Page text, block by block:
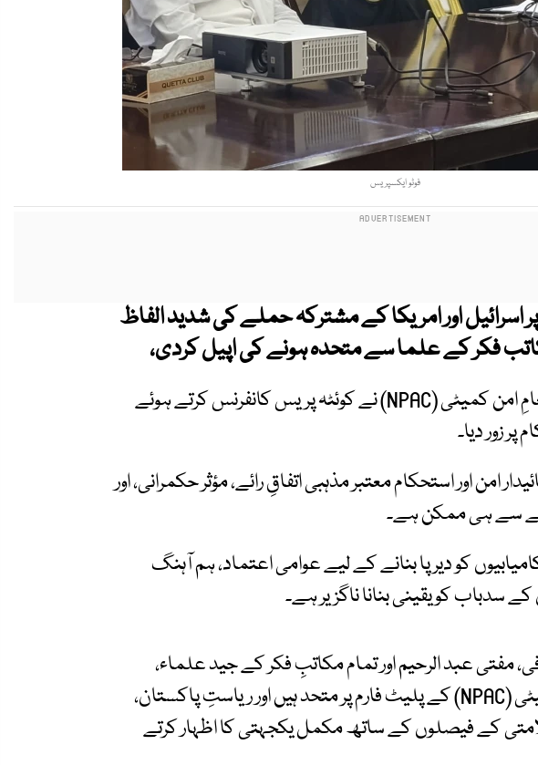
فوٹو ایکسپریس
اسرائیل اور امریکا کے مشترکہ حملے کی شدید الفاظ
فکر کے علما سے متحدہ ہونے کی اپیل کردی،
ایکسپریس نیوز کے مطابق قومی پیغامِ امن کمیٹی (NPAC) نے کوئٹہ پریس کانفرنس کرتے ہوئے
پر زور دیا۔
امن اور استحکام معتبر مذہبی اتفاقِ رائے، مؤثر حکمرانی، اور
سے ہی ممکن ہے۔
کو دیرپا بنانے کے لیے عوامی اعتماد، ہم آہنگ
کے سدباب کو یقینی بنانا ناگزیر ہے۔
مفتی عبد الرحیم اور تمام مکاتبِ فکر کے جید علماء،
اوراقلیتی رہنما، قومی پیغامِ امن کمیٹی (NPAC) کے پلیٹ فارم پر متحد ہیں اور ریاستِ پاکستان،
کے فیصلوں کے ساتھ مکمل یکجہتی کا اظہار کرتے